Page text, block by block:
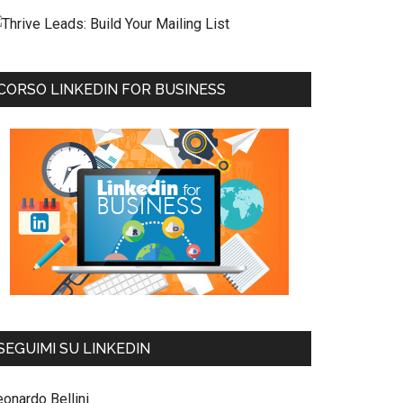
LINKEDIN FOR BUSINESS
SU LINKEDIN
Bellini